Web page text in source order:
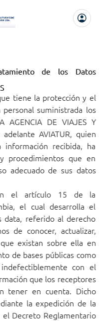
de los Datos
tiene la protección y el
suministrada los
DE VIAJES Y
adelante AVIATUR, quien
recibida, ha
procedimientos que en
adecuado de sus datos
el artículo 15 de la
el cual desarrolla el
data, referido al derecho
de conocer, actualizar,
existan sobre ella en
de bases públicas como
con el
que los receptores
tener en cuenta. Dicho
la expedición de la
Decreto Reglamentario